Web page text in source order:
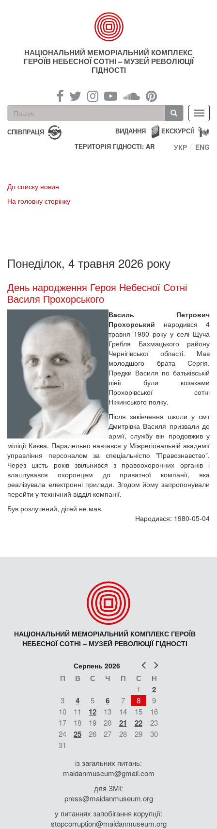
НАЦІОНАЛЬНИЙ МЕМОРІАЛЬНИЙ КОМПЛЕКС
ГЕРОЇВ НЕБЕСНОЇ СОТНІ – МУЗЕЙ РЕВОЛЮЦІЇ
ГІДНОСТІ
Пошукова
форма
Пошук
СПІВПРАЦЯ ЕКСКУРСІЇ
ВИДАННЯ
ТЕРИТОРІЯ ГІДНОСТІ: AR
УКР ENG
До списку новин
На головну сторінку
Понеділок, 4 травня 2026 року
День народження Героя Небесної Сотні
Василя Прохорського
Василь Петрович
Прохорський народився 4
травня 1980 року у селі Щуча
Гребля Бахмацького району
Чернігівської області. Мав
молодшого брата Сергія.
Предки Василя по батьківській
лінії були козаками
Прохорівської сотні
Ніжинського полку.
Після закінчення школи у смт
Дмитрівка Василя призвали до
армії, службу він продовжив у
міліції Києва. Паралельно навчався у Міжрегіональній академії
управління персоналом за спеціальністю "Правознавство".
Через шість років звільнився з правоохоронних органів і
влаштувався охоронцем до приватної компанії, яка
реалізувала електронні прилади. Згодом йому запропонували
перейти у технічний відділ компанії.
Був розлучений, дітей не мав.
Народився: 1980-05-04
НАЦІОНАЛЬНИЙ МЕМОРІАЛЬНИЙ КОМПЛЕКС ГЕРОЇВ
НЕБЕСНОЇ СОТНІ – МУЗЕЙ РЕВОЛЮЦІЇ ГІДНОСТІ
Попер
Серпень 2026
П В С Ч П С Н
1 2
3 4 5 6 7 8
9
10
11 12 13 14 15
16
17
18 19 20 21 22
23
24
25 26 27 28 29
30
31
із загальних питань:
maidanmuseum@gmail.com
для ЗМІ:
press@maidanmuseum.org
у питаннях запобігання корупції:
stopcorruption@maidanmuseum.org